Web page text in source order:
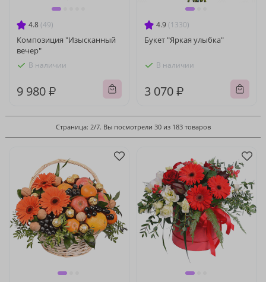
4.8 (49)
Композиция "Изысканный
вечер"
В наличии
9 980 ₽
4.9 (1330)
Букет "Яркая улыбка"
В наличии
3 070 ₽
Страница: 2/7. Вы посмотрели 30 из 183 товаров